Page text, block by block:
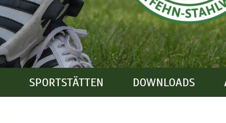
SPORTSTÄTTEN DOWNLOADS